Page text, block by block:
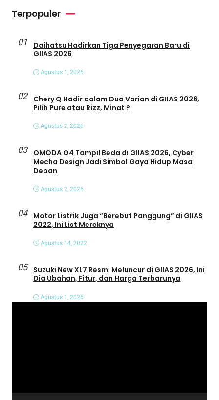
Terpopuler
01
Daihatsu Hadirkan Tiga Penyegaran Baru di
GIIAS 2026
Agustus 1, 2026
02
Chery Q Hadir dalam Dua Varian di GIIAS 2026,
Pilih Pure atau Rizz, Minat ?
Agustus 2, 2026
03
OMODA O4 Tampil Beda di GIIAS 2026, Cyber
Mecha Design Jadi Simbol Gaya Hidup Masa
Depan
Agustus 2, 2026
04
Motor Listrik Juga “Berebut Panggung” di GIIAS
2022, Ini List Mereknya
Agustus 14, 2022
05
Suzuki New XL7 Resmi Meluncur di GIIAS 2026, Ini
Dia Ubahan, Fitur, dan Harga Terbarunya
Agustus 1, 2026